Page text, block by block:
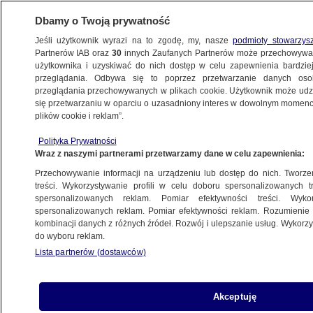
ŚWIAT
zmarłego 11-latka domaga się przeprosin
od Trumpa i Vance'a
12.09.2024, 12:31
Udostępnij
Dbamy o Twoją prywatność
Jeśli użytkownik wyrazi na to zgodę, my, naszepodmioty
Partnerów IAB oraz30 innych Zaufanych Partnerów może
użytkownika i uzyskiwać do nich dostęp w celu zapewnienia
przeglądania. Odbywa się to poprzez przetwarzanie danych
przeglądania przechowywanych w plikach cookie. Użytkownik może
się przetwarzaniu w oparciu o uzasadniony interes w dowolnym
plików cookie i reklam”.
Polityka Prywatności
Wraz z naszymi partnerami przetwarzamy dane w celu zapewnienia:
Przechowywanie informacji na urządzeniu lub dostęp do nich.
treści. Wykorzystywanie profili w celu doboru spersonalizowanych
spersonalizowanych reklam. Pomiar efektywności treści.
spersonalizowanych reklam. Pomiar efektywności reklam.
kombinacji danych z różnych źródeł. Rozwój i ulepszanie usług.
do wyboru reklam.
Lista partnerów (dostawców)
Akceptuję